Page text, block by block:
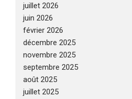
juillet 2026
juin 2026
février 2026
décembre 2025
novembre 2025
septembre 2025
août 2025
juillet 2025